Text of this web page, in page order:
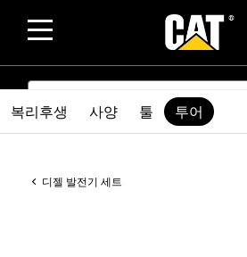
SEARCH
디젤 발전기 세트
복리후생 사양 툴 투어